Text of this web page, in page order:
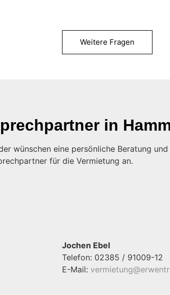
Weitere Fragen
in
wünschen eine persönliche Beratung
für die Vermietung an.
Jochen Ebel
Telefon: 02385 / 91009-12
E-Mail: